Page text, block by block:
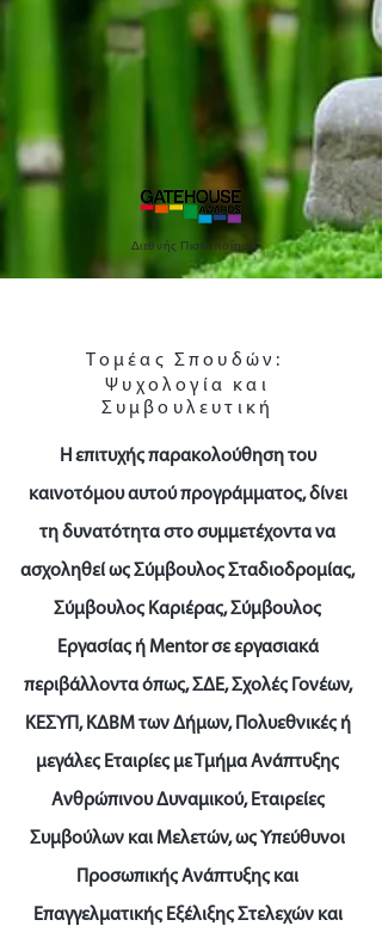
Διεθνής Πιστοποίηση
Τομέας Σπουδών:
Ψυχολογία και
Συμβουλευτική
Η επιτυχής παρακολούθηση του
καινοτόμου αυτού προγράμματος, δίνει
τη δυνατότητα στο συμμετέχοντα να
ασχοληθεί ως Σύμβουλος Σταδιοδρομίας,
Σύμβουλος Καριέρας, Σύμβουλος
Εργασίας ή Mentor σε εργασιακά
περιβάλλοντα όπως, ΣΔΕ, Σχολές Γονέων,
ΚΕΣΥΠ, ΚΔΒΜ των Δήμων, Πολυεθνικές ή
μεγάλες Εταιρίες με Τμήμα Ανάπτυξης
Ανθρώπινου Δυναμικού, Εταιρείες
Συμβούλων και Μελετών, ως Υπεύθυνοι
Προσωπικής Ανάπτυξης και
Επαγγελματικής Εξέλιξης Στελεχών και